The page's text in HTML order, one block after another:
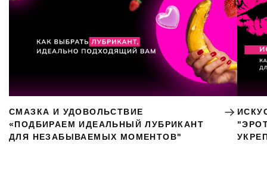
СМАЗКА И УДОВОЛЬСТВИЕ
«ПОДБИРАЕМ ИДЕАЛЬНЫЙ ЛУБРИКАНТ
ДЛЯ НЕЗАБЫВАЕМЫХ МОМЕНТОВ"